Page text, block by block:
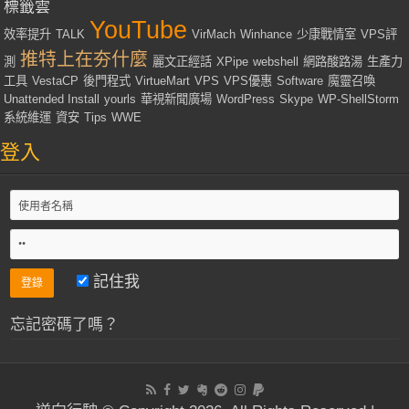
標籤雲
效率提升 TALK YouTube VirMach Winhance 少康戰情室 VPS評
測 推特上在夯什麼 麗文正經話 XPipe webshell 網路酸路湯 生產力
工具 VestaCP 後門程式 VirtueMart VPS VPS優惠 Software 魔靈召喚
Unattended Install
yourls 華視新聞廣場 WordPress Skype WP-ShellStorm
系統維運 資安 Tips WWE
登入
記住我
忘記密碼了嗎？